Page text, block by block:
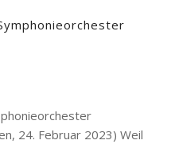
24. Februar 2023) Weil